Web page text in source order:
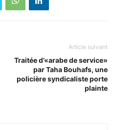
Article suivant
Traitée d’«arabe de service»
par Taha Bouhafs, une
policière syndicaliste porte
plainte